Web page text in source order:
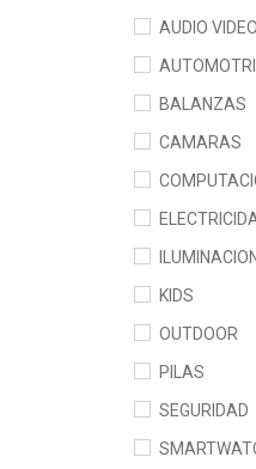
AUDIO VIDEO
BALANZAS
CAMARAS
ILUMINACION
KIDS
OUTDOOR
PILAS
SEGURIDAD